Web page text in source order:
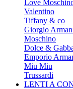
Love
Valentino
Tiffany & co
Giorgio
Moschino
Dolce &
Emporio
Miu Miu
Trussardi
LENTI A